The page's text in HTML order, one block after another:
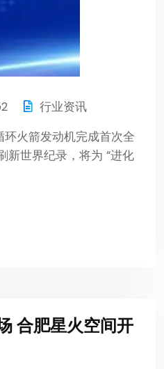
行业资讯
环火箭发动机完成首次全
新世界纪录，将为 “进化
合肥星火空间开